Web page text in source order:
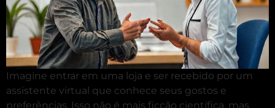
Imagine entrar em uma loja e ser recebido por um
assistente virtual que conhece seus gostos e
preferências. Isso não é mais ficção científica, mas